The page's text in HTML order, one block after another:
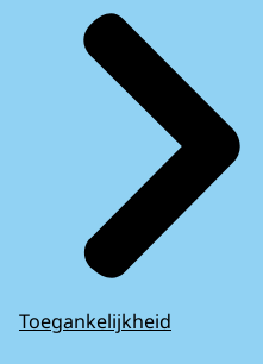
Toegankelijkheid